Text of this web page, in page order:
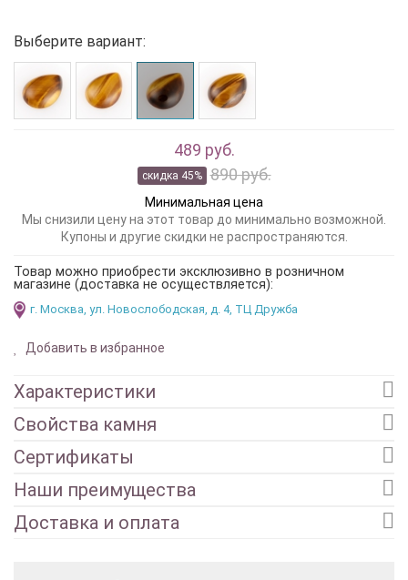
Выберите вариант:
489 руб.
скидка 45% 890 руб.
Минимальная цена
Мы снизили цену на этот товар до минимально возможной.
Купоны и другие скидки не распространяются.
Товар можно приобрести эксклюзивно в розничном
магазине (доставка не осуществляется):
г. Москва, ул. Новослободская, д. 4, ТЦ Дружба
Добавить в избранное
Характеристики
Свойства камня
Сертификаты
Наши преимущества
Доставка и оплата